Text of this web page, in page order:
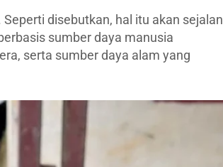
disebutkan, hal itu akan sejalan
sumber daya manusia
serta sumber daya alam yang